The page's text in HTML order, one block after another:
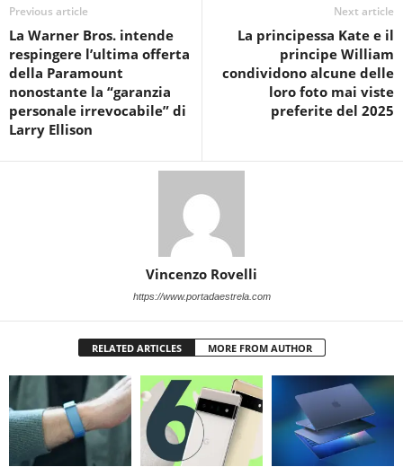
Previous article
La Warner Bros. intende
respingere l’ultima offerta
della Paramount
nonostante la “garanzia
personale irrevocabile” di
Larry Ellison
Next article
La principessa Kate e il
principe William
condividono alcune delle
loro foto mai viste
preferite del 2025
Vincenzo Rovelli
https://www.portadaestrela.com
RELATED ARTICLES MORE FROM AUTHOR